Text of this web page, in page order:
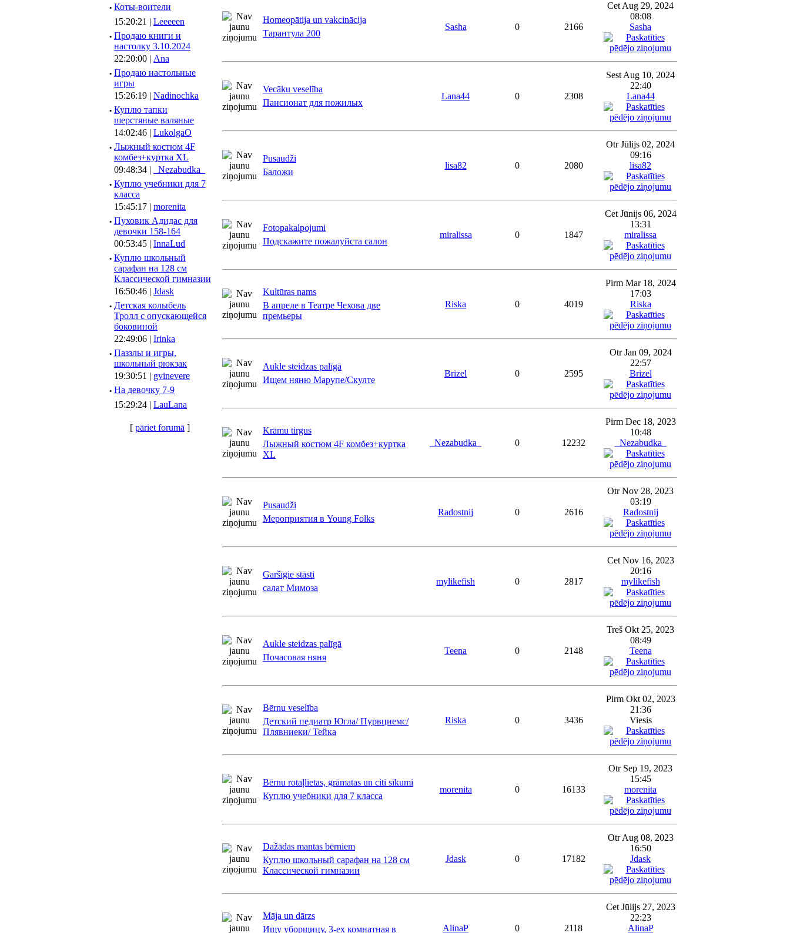
· Коты-воители
15:20:21 | Leeeeen
· Продаю книги и
настолку 3.10.2024
22:20:00 | Ana
· Продаю настольные
игры
15:26:19 | Nadinochka
· Куплю тапки
шерстяные валяные
14:02:46 | LukolgaO
· Лыжный костюм 4F
комбез+куртка XL
09:48:34 |
_Nezabudka_
· Куплю учебники для 7
класса
15:45:17 | morenita
· Пуховик Адидас для
девочки 158-164
00:53:45 | InnaLud
· Куплю школьный
сарафан на 128 см
Классической гимназии
16:50:46 | Jdask
· Детская колыбель
Тролл с опускающейся
боковиной
22:49:06 | Irinka
· Паззлы и игры,
школьный рюкзак
19:30:51 | gvinevere
· Hа девочку 7-9
15:29:24 | LauLana
[ pāriet forumā ]
Homeopātija un vakcinācija
Тарантула 200
Sasha 0 2166
Cet Aug 29, 2024
08:08
Sasha
Vecāku veselība
Пансионат для пожилых
Lana44 0 2308
Sest Aug 10, 2024
22:40
Lana44
Pusaudži
Баложи
lisa82 0 2080
Otr Jūlijs 02, 2024
09:16
lisa82
Fotopakalpojumi
Подскажите пожалуйста салон
miralissa 0 1847
Cet Jūnijs 06, 2024
13:31
miralissa
Kultūras nams
В апреле в Театре Чехова две
премьеры
Riska 0 4019
Pirm Mar 18, 2024
17:03
Riska
Aukle steidzas palīgā
Ищем няню Марупе/Скулте
Brizel 0 2595
Otr Jan 09, 2024
22:57
Brizel
Krāmu tirgus
Лыжный костюм 4F комбез+куртка
XL
_Nezabudka_ 0 12232
Pirm Dec 18, 2023
10:48
_Nezabudka_
Pusaudži
Мероприятия в Young Folks
Radostnij 0 2616
Otr Nov 28, 2023
03:19
Radostnij
Garšīgie stāsti
салат Мимоза
mylikefish 0 2817
Cet Nov 16, 2023
20:16
mylikefish
Aukle steidzas palīgā
Почасовая няня
Teena 0 2148
Treš Okt 25, 2023
08:49
Teena
Bērnu veselība
Детский педиатр Югла/ Пурвциемс/
Плявниеки/ Тейка
Riska 0 3436
Pirm Okt 02, 2023
21:36
Viesis
Bērnu rotaļlietas, grāmatas un citi sīkumi
Куплю учебники для 7 класса
morenita 0 16133
Otr Sep 19, 2023
15:45
morenita
Dažādas mantas bērniem
Куплю школьный сарафан на 128 см
Классической гимназии
Jdask 0 17182
Otr Aug 08, 2023
16:50
Jdask
Мāja un dārzs
Ищу уборщицу, 3-ех комнатная в
AlinaP 0 2118
Cet Jūlijs 27, 2023
22:23
AlinaP